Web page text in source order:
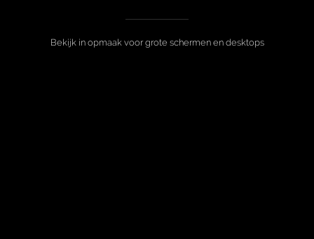
Bekijk in opmaak voor grote schermen en desktops